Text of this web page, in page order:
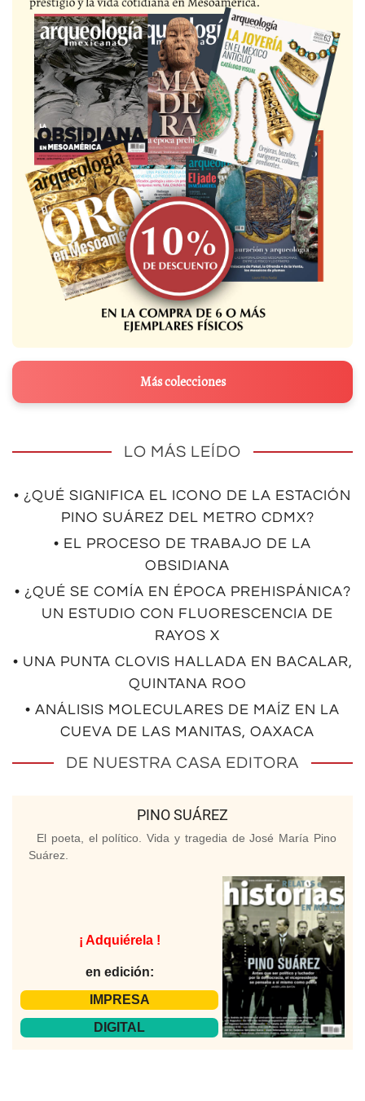
Más colecciones
LO MÁS LEÍDO
• ¿QUÉ SIGNIFICA EL ICONO DE LA ESTACIÓN
PINO SUÁREZ DEL METRO CDMX?
• EL PROCESO DE TRABAJO DE LA
OBSIDIANA
• ¿QUÉ SE COMÍA EN ÉPOCA PREHISPÁNICA?
UN ESTUDIO CON FLUORESCENCIA DE
RAYOS X
• UNA PUNTA CLOVIS HALLADA EN BACALAR,
QUINTANA ROO
• ANÁLISIS MOLECULARES DE MAÍZ EN LA
CUEVA DE LAS MANITAS, OAXACA
DE NUESTRA CASA EDITORA
PINO SUÁREZ
El poeta, el político. Vida y tragedia de José María Pino
Suárez.
¡ Adquiérela !
en edición:
IMPRESA
DIGITAL